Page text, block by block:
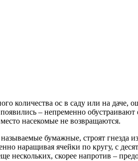
количества ос в саду или на
– непременно
насекомые не возвращаются.
бумажные, строят
наращивая ячейки по кругу, с
нескольких, скорее напротив –